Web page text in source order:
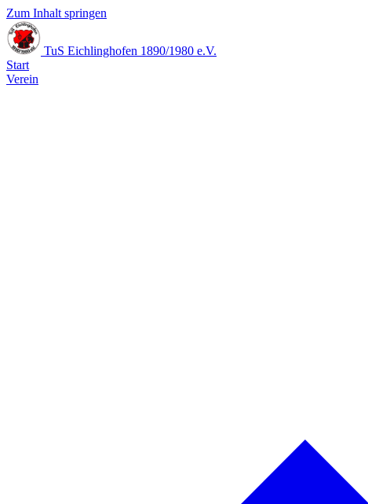
Zum Inhalt springen
TuS Eichlinghofen 1890/1980 e.V.
Start
Verein